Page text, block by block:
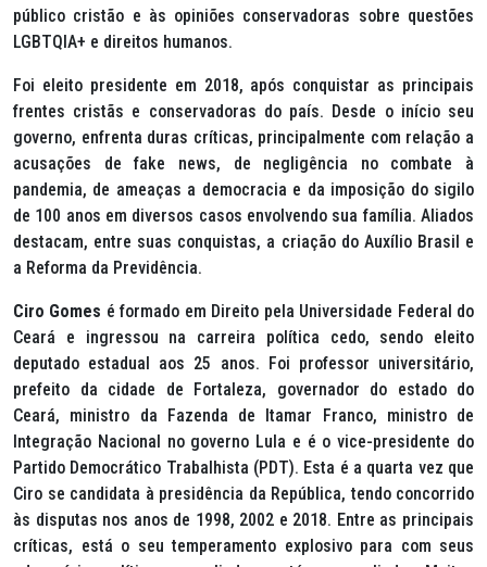
público cristão e às opiniões conservadoras sobre questões
LGBTQIA+ e direitos humanos.
Foi eleito presidente em 2018, após conquistar as principais
frentes cristãs e conservadoras do país. Desde o início seu
governo, enfrenta duras críticas, principalmente com relação a
acusações defake news, de negligência no combate à
pandemia, de ameaças a democracia e da imposição do sigilo
de 100 anos em diversos casos envolvendo sua família. Aliados
destacam, entre suas conquistas, a criação do Auxílio Brasil e
a Reforma da Previdência.
Ciro Gomes é formado em Direito pela Universidade Federal do
Ceará e ingressou na carreira política cedo, sendo eleito
deputado estadual aos 25 anos. Foi professor universitário,
prefeito da cidade de Fortaleza, governador do estado do
Ceará, ministro da Fazenda de Itamar Franco, ministro de
Integração Nacional no governo Lula e é o vice-presidente do
Partido Democrático Trabalhista (PDT). Esta é a quarta vez que
Ciro se candidata à presidência da República, tendo concorrido
às disputas nos anos de 1998, 2002 e 2018. Entre as principais
críticas, está o seu temperamento explosivo para com seus